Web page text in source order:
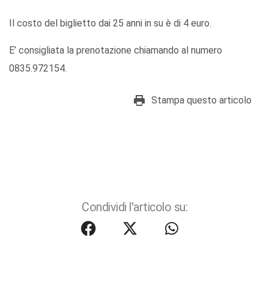
Il costo del biglietto dai 25 anni in su è di 4 euro.
E’ consigliata la prenotazione chiamando al numero
0835.972154.
Stampa questo articolo
Condividi l'articolo su: